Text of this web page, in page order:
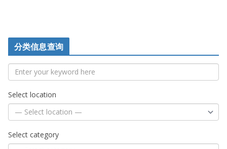
分类信息查询
Select location
Select category